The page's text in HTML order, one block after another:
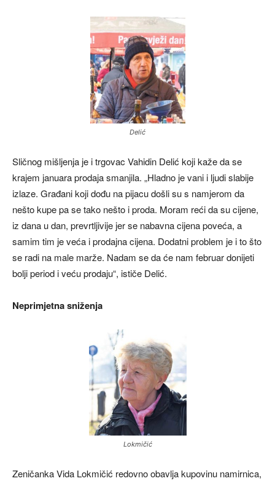
Delić
Sličnog mišljenja je i trgovac Vahidin Delić koji kaže da se
krajem januara prodaja smanjila. „Hladno je vani i ljudi slabije
izlaze. Građani koji dođu na pijacu došli su s namjerom da
nešto kupe pa se tako nešto i proda. Moram reći da su cijene,
iz dana u dan, prevrtljivije jer se nabavna cijena poveća, a
samim tim je veća i prodajna cijena. Dodatni problem je i to što
se radi na male marže. Nadam se da će nam februar donijeti
bolji period i veću prodaju“, ističe Delić.
Neprimjetna sniženja
Lokmičić
Zeničanka Vida Lokmičić redovno obavlja kupovinu namirnica,